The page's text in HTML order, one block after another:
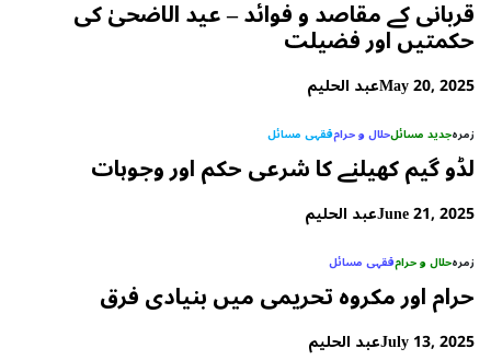
قربانی کے مقاصد و فوائد – عید الاضحیٰ کی
حکمتیں اور فضیلت
May 20, 2025عبد الحلیم
زمرہجدید مسائلحلال و حرامفقہی مسائل
لڈو گیم کھیلنے کا شرعی حکم اور وجوہات
June 21, 2025عبد الحلیم
زمرہحلال و حرامفقہی مسائل
حرام اور مکروہ تحریمی میں بنیادی فرق
July 13, 2025عبد الحلیم